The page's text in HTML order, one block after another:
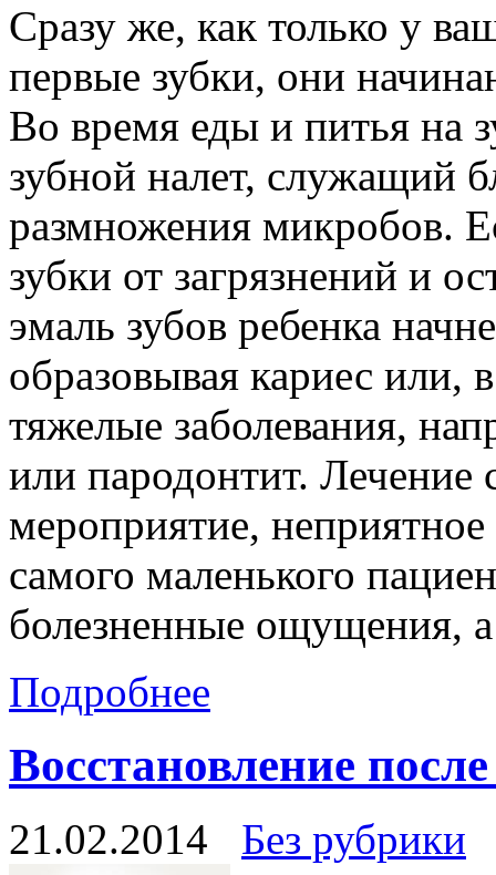
Сразу же, как только у
первые зубки, они
Во время еды и питья на
зубной налет, служащий
размножения микробов.
зубки от загрязнений и
эмаль зубов ребенка
образовывая кариес или,
тяжелые заболевания,
или пародонтит. Лечение
мероприятие,
самого маленького
болезненные ощущения, а
Подробнее
Восстановление
21.02.2014 Без рубрики